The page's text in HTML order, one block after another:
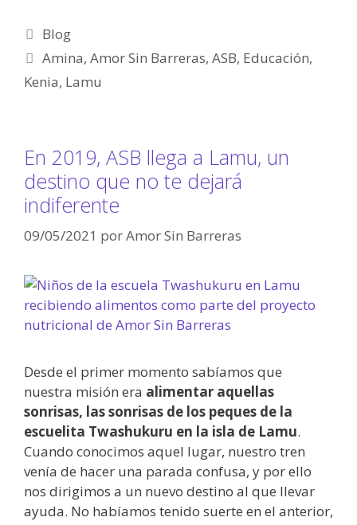
Blog
Amina,Amor Sin Barreras,ASB, Educación,
Kenia, Lamu
En 2019, ASB llega a Lamu, un
destino que no te dejará
indiferente
09/05/2021 porAmor Sin Barreras
Desde el primer momento sabíamos que
nuestra misión era alimentar aquellas
sonrisas, las sonrisas de los peques de la
escuelita Twashukuru en la isla de Lamu.
Cuando conocimos aquel lugar, nuestro tren
venía de hacer una parada confusa, y por ello
nos dirigimos a un nuevo destino al que llevar
ayuda. No habíamos tenido suerte en el anterior,